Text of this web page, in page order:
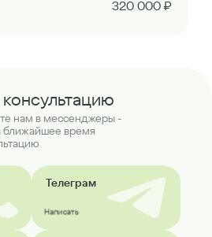
320 000 ₽
нам в мессенджеры -
ближайшее время
Телеграм
Написать